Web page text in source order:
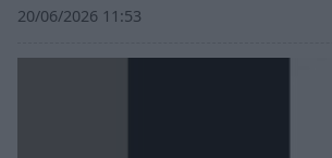
20/06/2026 11:53